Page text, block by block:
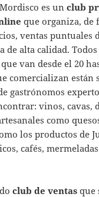
es unclub
que organiza, de
ventas puntuales
de alta calidad.
van desde el 20
comercializan están
gastrónomos
vinos, cavas,
como
los productos de
cafés,
club de ventas que